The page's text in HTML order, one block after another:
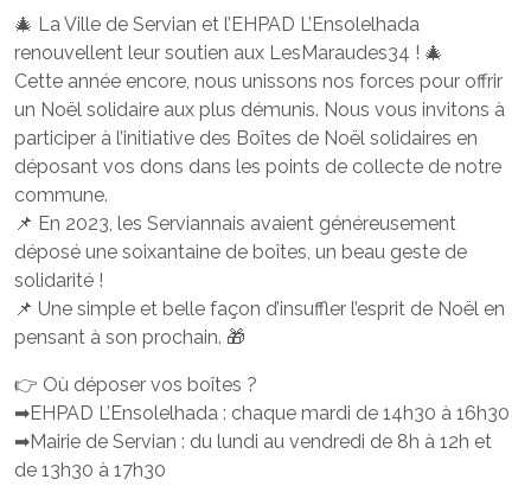
🎄 La Ville de Servian et l’EHPAD L’Ensolelhada
renouvellent leur soutien aux LesMaraudes34 ! 🎄
Cette année encore, nous unissons nos forces pour offrir
un Noël solidaire aux plus démunis. Nous vous invitons à
participer à l’initiative des Boîtes de Noël solidaires en
déposant vos dons dans les points de collecte de notre
commune.
📌 En 2023, les Serviannais avaient généreusement
déposé une soixantaine de boîtes, un beau geste de
solidarité !
📌 Une simple et belle façon d’insuffler l’esprit de Noël en
pensant à son prochain. 🎁
👉 Où déposer vos boîtes ?
➡EHPAD L’Ensolelhada : chaque mardi de 14h30 à 16h30
➡Mairie de Servian : du lundi au vendredi de 8h à 12h et
de 13h30 à 17h30